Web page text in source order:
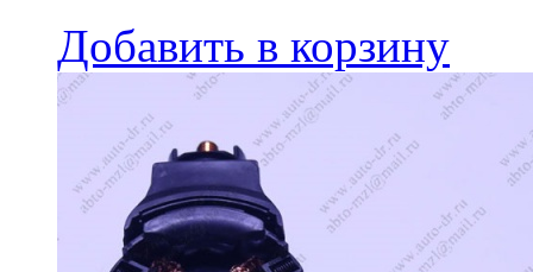
Добавить в корзину